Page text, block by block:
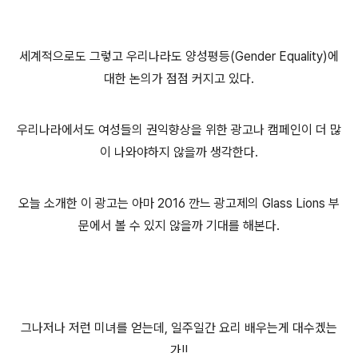
세계적으로도 그렇고 우리나라도 양성평등(Gender Equality)에
대한 논의가 점점 커지고 있다.
우리나라에서도 여성들의 권익향상을 위한 광고나 캠페인이 더 많
이 나와야하지 않을까 생각한다.
오늘 소개한 이 광고는 아마 2016 깐느 광고제의 Glass Lions 부
문에서 볼 수 있지 않을까 기대를 해본다.
그나저나 저런 미녀를 얻는데, 일주일간 요리 배우는게 대수겠는